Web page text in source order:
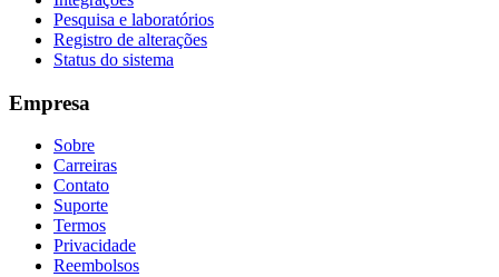
Pesquisa e laboratórios
Registro de alterações
Status do sistema
Empresa
Sobre
Carreiras
Contato
Suporte
Termos
Privacidade
Reembolsos